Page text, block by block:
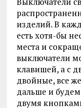
изделий. В
есть хотя-бы
места и
выключатели
клавишей, а с
двойные, все
дальше и
двумя